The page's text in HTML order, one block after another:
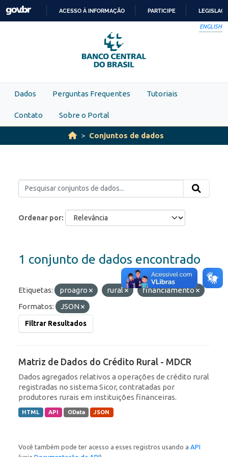
Skip to main content
PARA
O
CONTEÚDO
ACESSO À INFORMAÇÃO PARTICIPE
ENGLISH
Dados Perguntas Frequentes Tutoriais
Contato Sobre o Portal
Conjuntos de dados
Ordenar por
1 conjunto de dados encontrado
Etiquetas: proagro rural
financiamento
Formatos:
JSON
Filtrar Resultados
Matriz de Dados do Crédito Rural - MDCR
Dados agregados relativos a operações de crédito rural
registradas no sistema Sicor, contratadas por
produtores rurais em instituições financeiras.
HTML API OData JSON
Você também pode ter acesso a esses registros usando a API